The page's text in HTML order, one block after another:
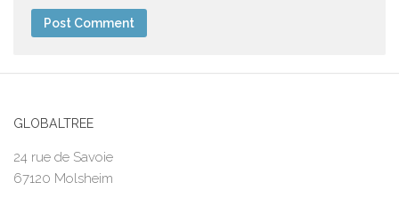
GLOBALTREE
24 rue de Savoie
67120 Molsheim